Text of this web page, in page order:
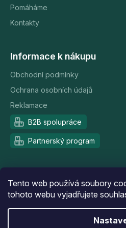
Tento web používá soubory
tohoto webu vyjadřujete
Pomáháme
Kontakty
Informace k nákupu
Obchodní podmínky
Ochrana osobních údajů
Reklamace
B2B spolupráce
Partnerský program